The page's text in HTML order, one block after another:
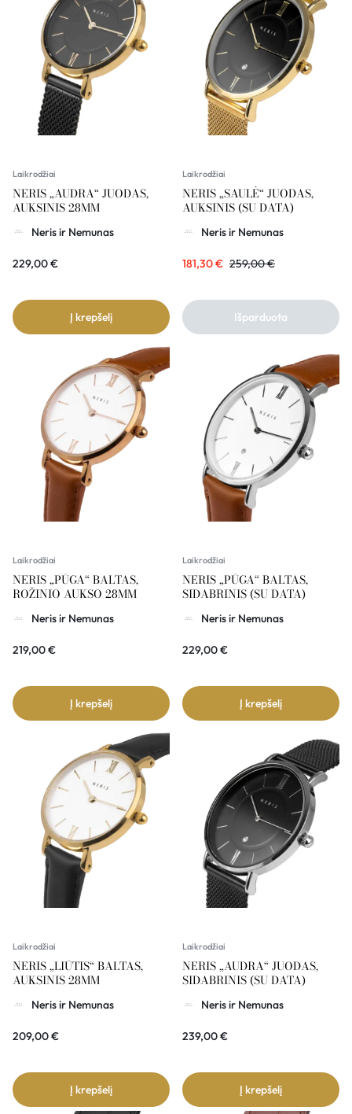
Laikrodžiai
NERIS „AUDRA“ JUODAS,
AUKSINIS 28MM
Neris ir Nemunas
229,00€
Į krepšelį
Laikrodžiai
NERIS „SAULĖ“ JUODAS,
AUKSINIS (SU DATA)
Neris ir Nemunas
181,30€ 259,00€
Išparduota
Laikrodžiai
NERIS „PŪGA“ BALTAS,
ROŽINIO AUKSO 28MM
Neris ir Nemunas
219,00€
Į krepšelį
Laikrodžiai
NERIS „PŪGA“ BALTAS,
SIDABRINIS (SU DATA)
Neris ir Nemunas
229,00€
Į krepšelį
Laikrodžiai
NERIS „LIŪTIS“ BALTAS,
AUKSINIS 28MM
Neris ir Nemunas
209,00€
Į krepšelį
Laikrodžiai
NERIS „AUDRA“ JUODAS,
SIDABRINIS (SU DATA)
Neris ir Nemunas
239,00€
Į krepšelį